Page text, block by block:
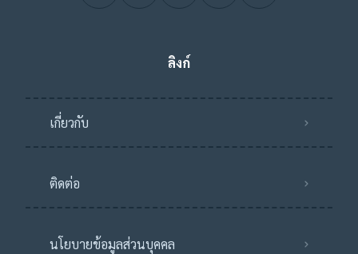
ลิงก์
เกี่ยวกับ
ติดต่อ
นโยบายข้อมูลส่วนบุคคล